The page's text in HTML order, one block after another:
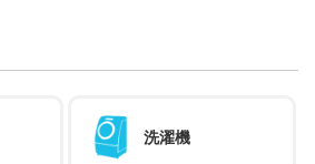
洗濯機